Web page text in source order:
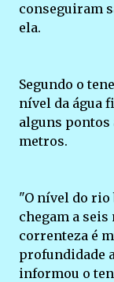
conseguiram
ela.
Segundo o
nível da água
alguns pontos
metros.
"O nível do rio
chegam a
correnteza é
profundidade
informou o